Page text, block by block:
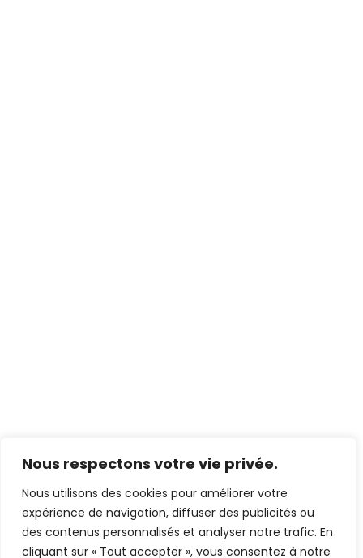
Nous respectons votre vie privée.
Nous utilisons des cookies pour améliorer votre
expérience de navigation, diffuser des publicités ou
des contenus personnalisés et analyser notre trafic. En
cliquant sur « Tout accepter », vous consentez à notre